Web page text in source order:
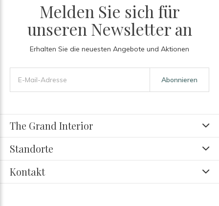
Melden Sie sich für
unseren Newsletter an
Erhalten Sie die neuesten Angebote und Aktionen
Abonnieren
The Grand Interior
Standorte
Kontakt